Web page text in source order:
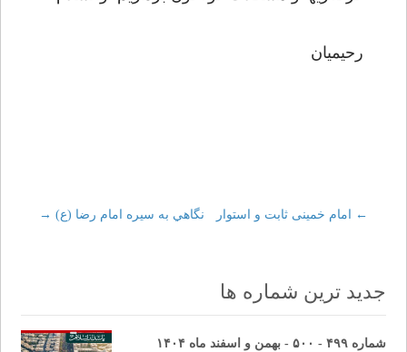
رحيميان
Post
navigation
← امام خمینی ثابت و استوار نگاهي به سيره امام رضا (ع) →
جدید ترین شماره ها
شماره ۴۹۹ - ۵۰۰ - بهمن و اسفند ماه ۱۴۰۴